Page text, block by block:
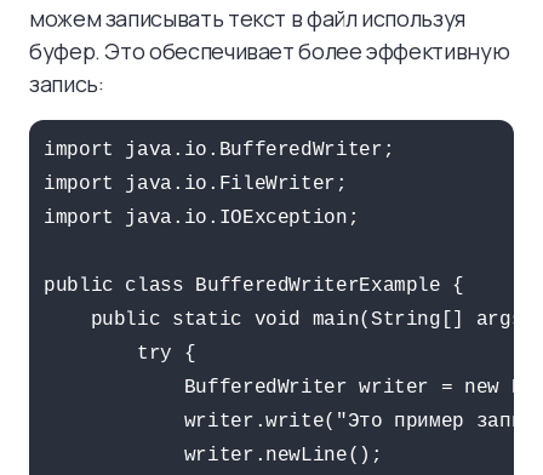
можем записывать текст в файл используя
буфер. Это обеспечивает более эффективную
запись:
import java.io.BufferedWriter;
import java.io.FileWriter;
import java.io.IOException;
public class BufferedWriterExample {
public static void main(String[] args)
        try {
BufferedWriter writer = new
writer.write("Это пример
            writer.newLine();